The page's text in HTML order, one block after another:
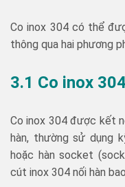
Co inox 304 có thể
thông qua hai phương
3.1 Co inox
Co inox 304 được kết
hàn, thường sử dụng
hoặc hàn socket
cút inox 304 nối hàn